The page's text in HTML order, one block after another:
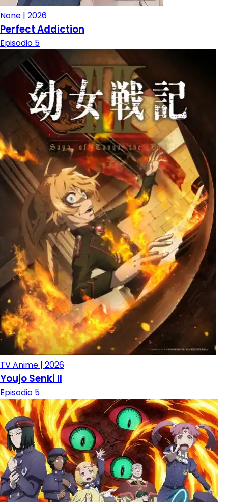
None | 2026
Perfect Addiction
Episodio 5
TV Anime | 2026
Youjo Senki II
Episodio 5